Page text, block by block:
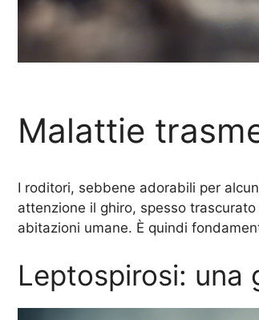
Malattie
I roditori, sebbene adorabili per
attenzione il ghiro, spesso
abitazioni umane. È quindi
Leptospirosi: una